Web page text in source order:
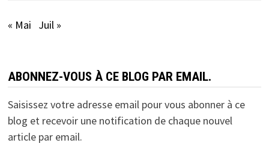
« Mai Juil »
ABONNEZ-VOUS À CE BLOG PAR EMAIL.
Saisissez votre adresse email pour vous abonner à ce
blog et recevoir une notification de chaque nouvel
article par email.